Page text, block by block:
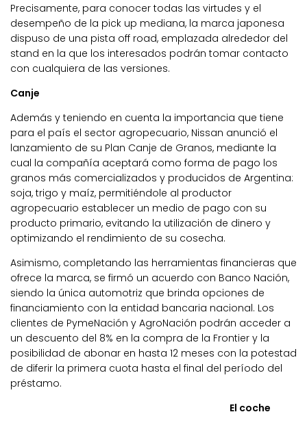
Precisamente, para conocer todas las virtudes y el
desempeño de la pick up mediana, la marca japonesa
dispuso de una pista off road, emplazada alrededor del
stand en la que los interesados podrán tomar contacto
con cualquiera de las versiones.
Canje
Además y teniendo en cuenta la importancia que tiene
para el país el sector agropecuario, Nissan anunció el
lanzamiento de su Plan Canje de Granos, mediante la
cual la compañía aceptará como forma de pago los
granos más comercializados y producidos de Argentina:
soja, trigo y maíz, permitiéndole al productor
agropecuario establecer un medio de pago con su
producto primario, evitando la utilización de dinero y
optimizando el rendimiento de su cosecha.
Asimismo, completando las herramientas financieras que
ofrece la marca, se firmó un acuerdo con Banco Nación,
siendo la única automotriz que brinda opciones de
financiamiento con la entidad bancaria nacional. Los
clientes de PymeNación y AgroNación podrán acceder a
un descuento del 8% en la compra de la Frontier y la
posibilidad de abonar en hasta 12 meses con la potestad
de diferir la primera cuota hasta el final del período del
préstamo.
El coche